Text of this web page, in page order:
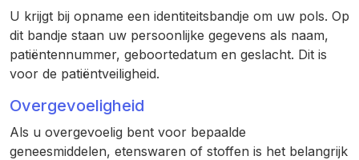
U krijgt bij opname een identiteitsbandje om uw pols. Op
dit bandje staan uw persoonlijke gegevens als naam,
patiëntennummer, geboortedatum en geslacht. Dit is
voor de patiëntveiligheid.
Overgevoeligheid
Als u overgevoelig bent voor bepaalde
geneesmiddelen, etenswaren of stoffen is het belangrijk